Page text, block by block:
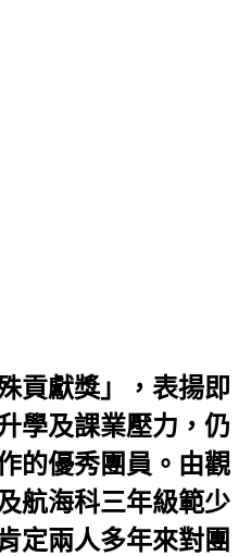
貢獻獎」，表揚即
學及課業壓力，仍
的優秀團員。由觀
航海科三年級範少
定兩人多年來對團